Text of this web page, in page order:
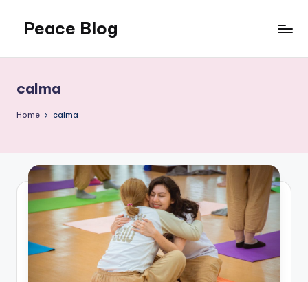
content
Peace Blog
Peace
Like
This
calma
Home calma